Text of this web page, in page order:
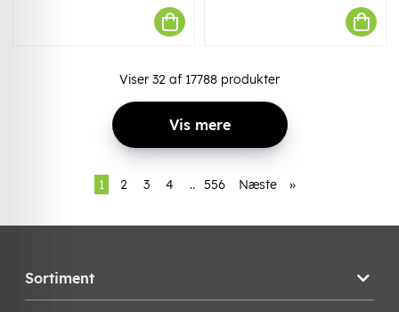
Viser 32 af 17788 produkter
Vis mere
1 2 3 4 .. 556 Næste »
Sortiment